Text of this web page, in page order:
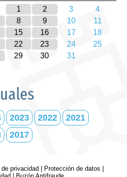
1 2 3
4
8 9 10
11
15 16 17
18
22 23 24
25
29 30 31
2023 2022
2021
2017
privacidad Protección de datos